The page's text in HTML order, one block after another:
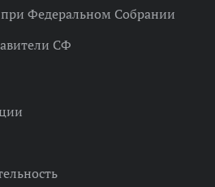
при Федеральном Собрании
СФ